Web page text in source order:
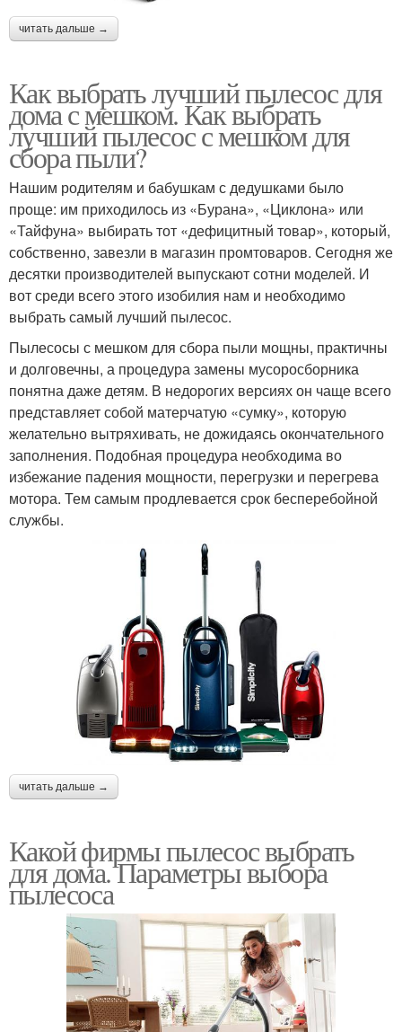
читать дальше →
Как выбрать лучший пылесос для
дома с мешком. Как выбрать
лучший пылесос с мешком для
сбора пыли?
Нашим родителям и бабушкам с дедушками было
проще: им приходилось из «Бурана», «Циклона» или
«Тайфуна» выбирать тот «дефицитный товар», который,
собственно, завезли в магазин промтоваров. Сегодня же
десятки производителей выпускают сотни моделей. И
вот среди всего этого изобилия нам и необходимо
выбрать самый лучший пылесос.
Пылесосы с мешком для сбора пыли мощны, практичны
и долговечны, а процедура замены мусоросборника
понятна даже детям. В недорогих версиях он чаще всего
представляет собой матерчатую «сумку», которую
желательно вытряхивать, не дожидаясь окончательного
заполнения. Подобная процедура необходима во
избежание падения мощности, перегрузки и перегрева
мотора. Тем самым продлевается срок бесперебойной
службы.
читать дальше →
Какой фирмы пылесос выбрать
для дома. Параметры выбора
пылесоса